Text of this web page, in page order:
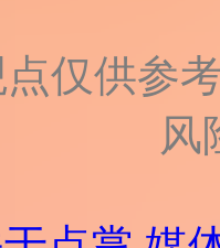
仅供参
风